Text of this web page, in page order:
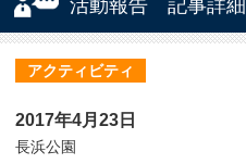
活動報告 記事詳細
アクティビティ
2017年4月23日
長浜公園